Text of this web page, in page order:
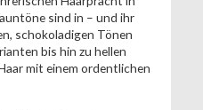
sind in – und ihr
schokoladigen Tönen
bis hin zu hellen
mit einem ordentlichen